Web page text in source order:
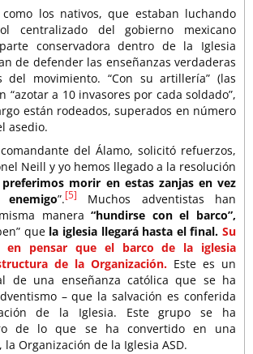
como los nativos, que estaban luchando
centralizado del gobierno mexicano
conservadora dentro de la Iglesia
de defender las enseñanzas verdaderas
del movimiento. “Con su artillería” (las
“azotar a 10 invasores por cada soldado”,
están rodeados, superados en número
asedio.
comandante del Álamo, solicitó refuerzos,
Neill y yo hemos llegado a la resolución
preferimos morir en estas zanjas en vez
”.[5]
Muchos adventistas han
manera“hundirse con el barco”,
que la iglesia llegará hasta el final.Su
en pensar que el barco de la iglesia
de la Organización. Este es un
de una enseñanza católica que se ha
– que la salvación es conferida
de la Iglesia. Este grupo se ha
de lo que se ha convertido en una
Organización de la Iglesia ASD.